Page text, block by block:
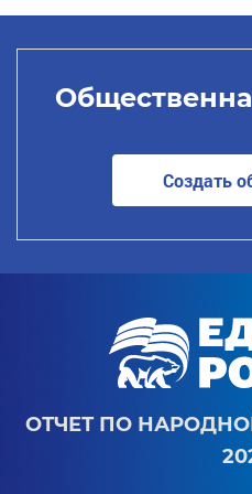
Создать
ОТЧЕТ ПО